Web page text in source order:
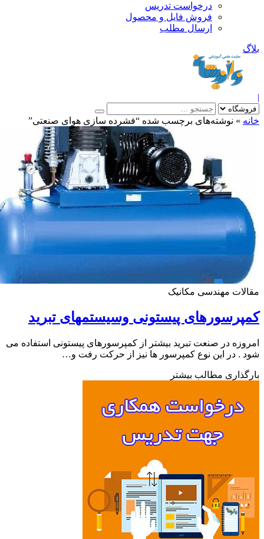
درخواست تدریس
فروش فایل و محصول
ارسال مطلب
»نوشته‌های برچسب شده “فشرده سازی هوای صنعتی”
مهندسی مکانیک
پیستونی وسیستمهای تبرید
در صنعت تبرید بیشتر از کمپرسورهای پیستونی استفاده می
. در این نوع کمپرسور ها نیز از حرکت رفت و…
مطالب بیشتر